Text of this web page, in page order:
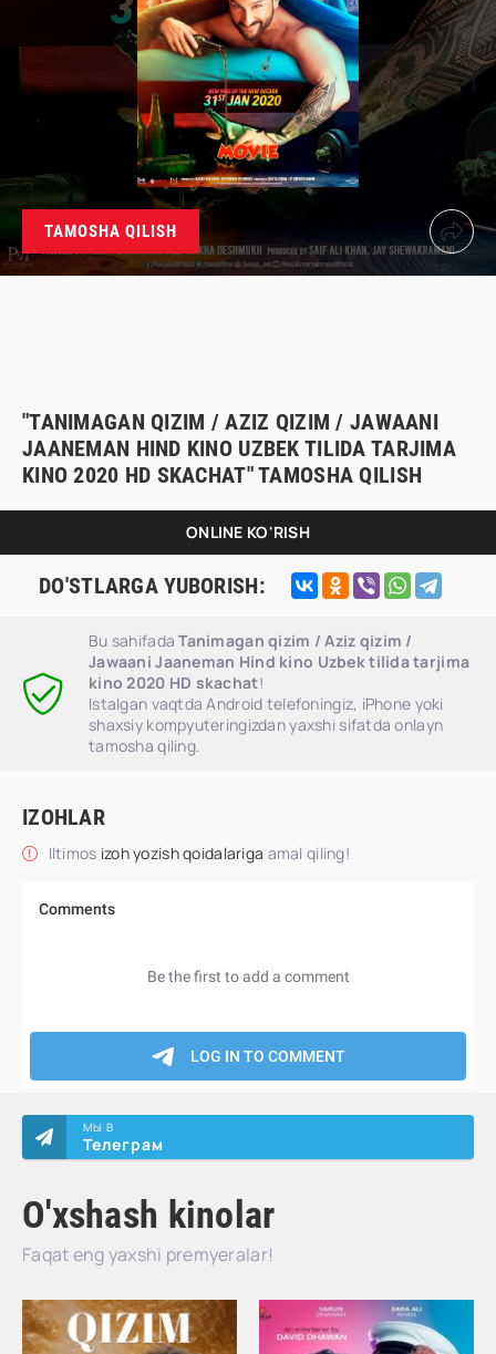
TAMOSHA QILISH
"TANIMAGAN QIZIM / AZIZ QIZIM / JAWAANI
JAANEMAN HIND KINO UZBEK TILIDA TARJIMA
KINO 2020 HD SKACHAT" TAMOSHA QILISH
ONLINE KO'RISH
DO'STLARGA YUBORISH:
Bu sahifadaTanimagan qizim / Aziz qizim /
Jawaani Jaaneman Hind kino Uzbek tilida tarjima
kino 2020 HD skachat!
Istalgan vaqtda Android telefoningiz, iPhone yoki
shaxsiy kompyuteringizdan yaxshi sifatda onlayn
tamosha qiling.
IZOHLAR
Iltimos izoh yozish qoidalariga amal qiling!
O'xshash kinolar
Faqat eng yaxshi premyeralar!
МЫ В
Телеграм